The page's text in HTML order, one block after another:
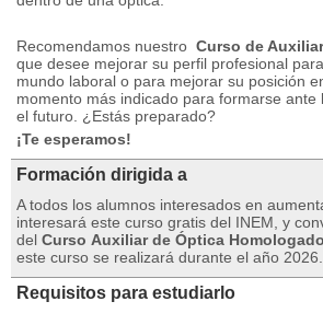
Recomendamos nuestro Curso de
que desee mejorar su perfil profesional
mundo laboral o para mejorar su posición
momento más indicado para formarse ante
el futuro. ¿Estás preparado?
¡Te esperamos!
Formación dirigida a
A todos los alumnos interesados ​​en
interesará este curso gratis del INEM, y
del Curso Auxiliar de Óptica
este curso se realizará durante el año 2026.
Requisitos para estudiarlo